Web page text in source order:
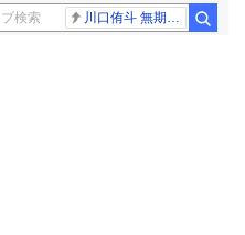
川口侑斗 無期懲役